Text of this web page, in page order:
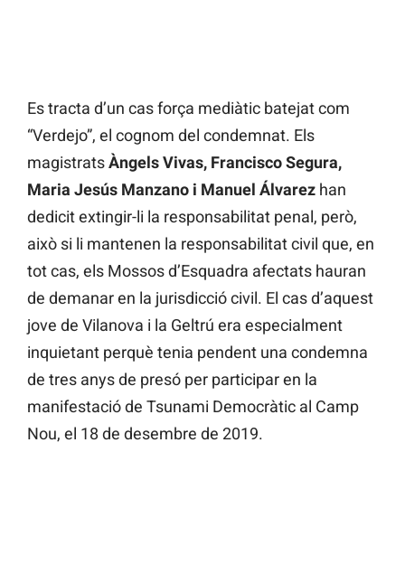
Es tracta d’un cas força mediàtic batejat com
“Verdejo”, el cognom del condemnat. Els
magistratsÀngels Vivas, Francisco Segura,
Maria Jesús Manzano i Manuel Álvarez han
dedicit extingir-li la responsabilitat penal, però,
això si li mantenen la responsabilitat civil que, en
tot cas, els Mossos d’Esquadra afectats hauran
de demanar en la jurisdicció civil. El cas d’aquest
jove de Vilanova i la Geltrú era especialment
inquietant perquè tenia pendent una condemna
de tres anys de presó per participar en la
manifestació de Tsunami Democràtic al Camp
Nou, el 18 de desembre de 2019.